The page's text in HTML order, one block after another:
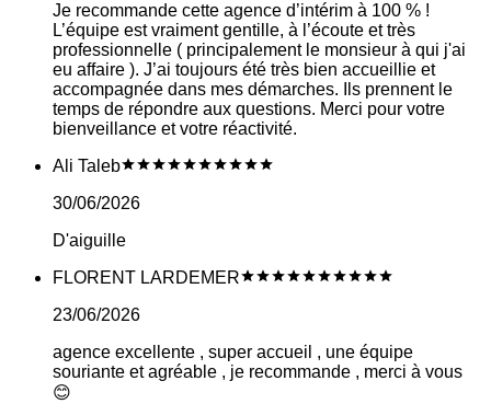
Je recommande cette agence d’intérim à 100 % !
L’équipe est vraiment gentille, à l’écoute et très
professionnelle ( principalement le monsieur à qui j'ai
eu affaire ). J’ai toujours été très bien accueillie et
accompagnée dans mes démarches. Ils prennent le
temps de répondre aux questions. Merci pour votre
bienveillance et votre réactivité.
Ali Taleb
30/06/2026
D'aiguille
FLORENT LARDEMER
23/06/2026
agence excellente , super accueil , une équipe
souriante et agréable , je recommande , merci à vous
😊